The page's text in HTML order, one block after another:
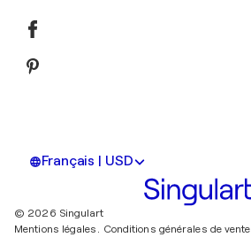
Français | USD
© 2026 Singulart
Mentions légales. Conditions générales de vente